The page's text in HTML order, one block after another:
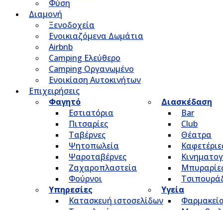
Φύση
Διαμονή
Ξενοδοχεία
Ενοικιαζόμενα Δωμάτια
Airbnb
Camping Ελεύθερο
Camping Οργανωμένο
Ενοικίαση Αυτοκινήτων
Επιχειρήσεις
Φαγητό
Εστιατόρια
Πιτσαρίες
Ταβέρνες
Ψητοπωλεία
Ψαροταβέρνες
Ζαχαροπλαστεία
Φούρνοι
Διασκέδαση
Bar
Club
Θέατρα
Υπηρεσίες
Κατασκευή ιστοσελίδων
Υγεία